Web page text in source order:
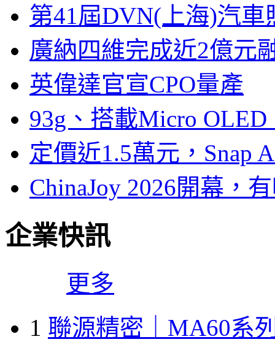
第41屆DVN(上海)汽
廣納四維完成近2億元
英偉達官宣CPO量產
93g、搭載Micro
定價近1.5萬元，Snap
ChinaJoy 2026開幕，
企業快訊
更多
1 聯源精密｜MA60系